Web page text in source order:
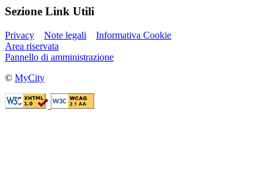
Sezione Link Utili
Privacy Note legali
Informativa Cookie
Area riservata
Pannello di amministrazione
© MyCity